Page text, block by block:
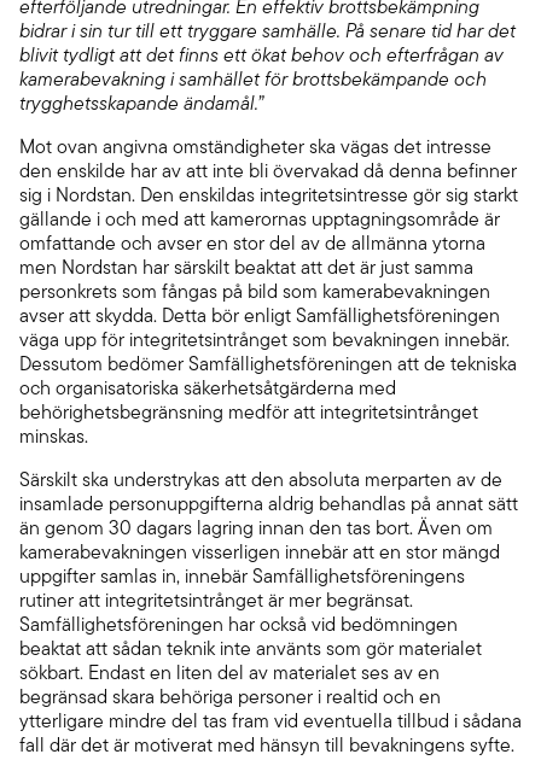
efterföljande utredningar. En effektiv brottsbekämpning
bidrar i sin tur till ett tryggare samhälle. På senare tid har det
blivit tydligt att det finns ett ökat behov och efterfrågan av
kamerabevakning i samhället för brottsbekämpande och
trygghetsskapande ändamål.”
Mot ovan angivna omständigheter ska vägas det intresse
den enskilde har av att inte bli övervakad då denna befinner
sig i Nordstan. Den enskildas integritetsintresse gör sig starkt
gällande i och med att kamerornas upptagningsområde är
omfattande och avser en stor del av de allmänna ytorna
men Nordstan har särskilt beaktat att det är just samma
personkrets som fångas på bild som kamerabevakningen
avser att skydda. Detta bör enligt Samfällighetsföreningen
väga upp för integritetsintrånget som bevakningen innebär.
Dessutom bedömer Samfällighetsföreningen att de tekniska
och organisatoriska säkerhetsåtgärderna med
behörighetsbegränsning medför att integritetsintrånget
minskas.
Särskilt ska understrykas att den absoluta merparten av de
insamlade personuppgifterna aldrig behandlas på annat sätt
än genom 30 dagars lagring innan den tas bort. Även om
kamerabevakningen visserligen innebär att en stor mängd
uppgifter samlas in, innebär Samfällighetsföreningens
rutiner att integritetsintrånget är mer begränsat.
Samfällighetsföreningen har också vid bedömningen
beaktat att sådan teknik inte använts som gör materialet
sökbart. Endast en liten del av materialet ses av en
begränsad skara behöriga personer i realtid och en
ytterligare mindre del tas fram vid eventuella tillbud i sådana
fall där det är motiverat med hänsyn till bevakningens syfte.